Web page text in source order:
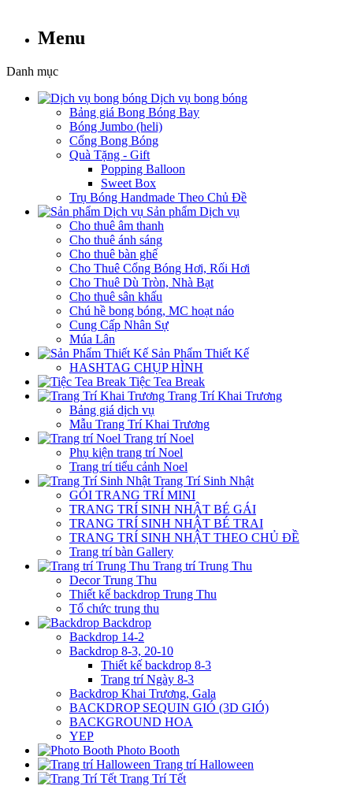
Menu
Danh mục
Dịch vụ bong bóng
Bảng giá Bong Bóng Bay
Bóng Jumbo (heli)
Cổng Bong Bóng
Quà Tặng - Gift
Popping Balloon
Sweet Box
Trụ Bóng Handmade Theo Chủ Đề
Sản phẩm Dịch vụ
Cho thuê âm thanh
Cho thuê ánh sáng
Cho thuê bàn ghế
Cho Thuê Cổng Bóng Hơi, Rối Hơi
Cho Thuê Dù Tròn, Nhà Bạt
Cho thuê sân khấu
Chú hề bong bóng, MC hoạt náo
Cung Cấp Nhân Sự
Múa Lân
Sản Phẩm Thiết Kế
HASHTAG CHỤP HÌNH
Tiệc Tea Break
Trang Trí Khai Trương
Bảng giá dịch vụ
Mẫu Trang Trí Khai Trương
Trang trí Noel
Phụ kiện trang trí Noel
Trang trí tiểu cảnh Noel
Trang Trí Sinh Nhật
GÓI TRANG TRÍ MINI
TRANG TRÍ SINH NHẬT BÉ GÁI
TRANG TRÍ SINH NHẬT BÉ TRAI
TRANG TRÍ SINH NHẬT THEO CHỦ ĐỀ
Trang trí bàn Gallery
Trang trí Trung Thu
Decor Trung Thu
Thiết kế backdrop Trung Thu
Tổ chức trung thu
Backdrop
Backdrop 14-2
Backdrop 8-3, 20-10
Thiết kế backdrop 8-3
Trang trí Ngày 8-3
Backdrop Khai Trương, Gala
BACKDROP SEQUIN GIÓ (3D GIÓ)
BACKGROUND HOA
YEP
Photo Booth
Trang trí Halloween
Trang Trí Tết